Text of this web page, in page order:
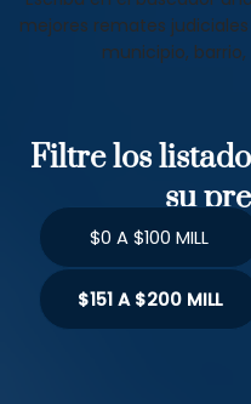
mejores remates
municipio,
Filtre los
su
$0 A $100 MILL
$151 A $200 MILL